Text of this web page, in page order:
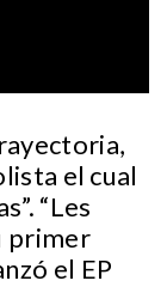
el cual
“Les
primer
el EP